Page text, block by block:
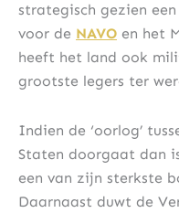
strategisch gezien
voor de NAVO en het
heeft het land ook
grootste legers ter
Indien de ‘oorlog’
Staten doorgaat dan
een van zijn sterkste
Daarnaast duwt de